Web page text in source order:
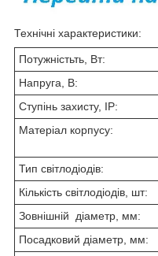
Технічні характеристики:
Потужністьть, Вт:
Напруга, В:
Ступінь захисту, IP:
Матеріал корпусу:
Тип світлодіодів:
Кількість світлодіодів, шт:
Зовнішній діаметр, мм:
Посадковий діаметр, мм: